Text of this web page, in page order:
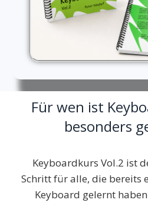
Für wen ist
besonders
Keyboardkurs Vol.2 ist
Schritt für alle, die bereits
Keyboard gelernt